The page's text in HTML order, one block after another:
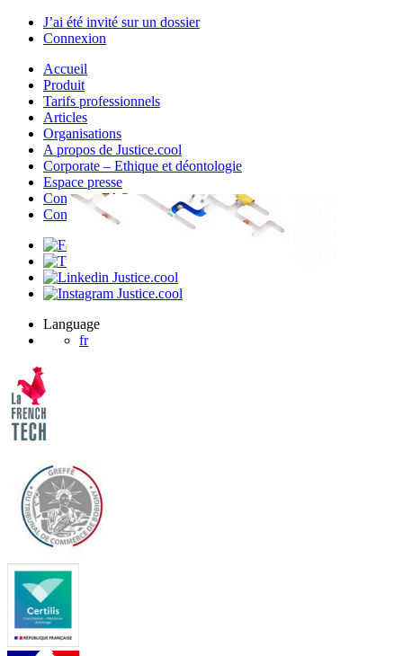
J’ai été invité sur un dossier
Connexion
Accueil
Produit
Tarifs professionnels
Articles
Organisations
A propos de Justice.cool
Corporate – Ethique et déontologie
Espace presse
Contact – FAQ
Contact
Language
fr